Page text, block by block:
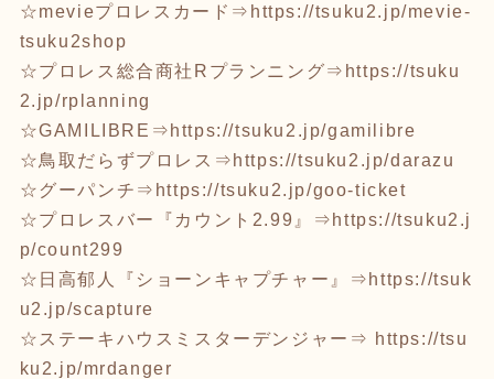
☆mevieプロレスカード⇒ https://tsuku2.jp/mevie-
tsuku2shop
☆プロレス総合商社Rプランニング⇒ https://tsuku
2.jp/rplanning
☆GAMILIBRE⇒ https://tsuku2.jp/gamilibre
☆鳥取だらずプロレス⇒ https://tsuku2.jp/darazu
☆グーパンチ⇒ https://tsuku2.jp/goo-ticket
☆プロレスバー『カウント2.99』⇒ https://tsuku2.j
p/count299
☆日高郁人『ショーンキャプチャー』⇒ https://tsuk
u2.jp/scapture
☆ステーキハウスミスターデンジャー⇒ https://tsu
ku2.jp/mrdanger